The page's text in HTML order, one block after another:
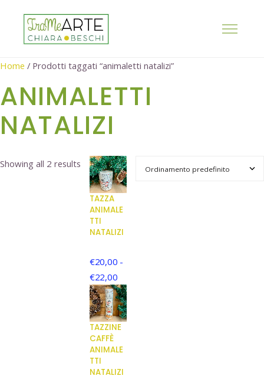
Home / Prodotti taggati “animaletti natalizi”
ANIMALETTI
NATALIZI
Showing all 2 results
TAZZA
ANIMALE
TTI
NATALIZI
€20,00 -
€22,00
TAZZINE
CAFFÈ
ANIMALE
TTI
NATALIZI